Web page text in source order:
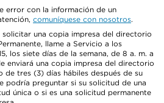
error con la información de un
comuníquese con nosotros.
solicitar una copia impresa del directorio
llame a Servicio a los
los siete días de la semana, de 8 a. m. a
enviará una copia impresa del directorio
de tres (3) días hábiles después de su
podría preguntar si su solicitud de una
única o si es una solicitud permanente